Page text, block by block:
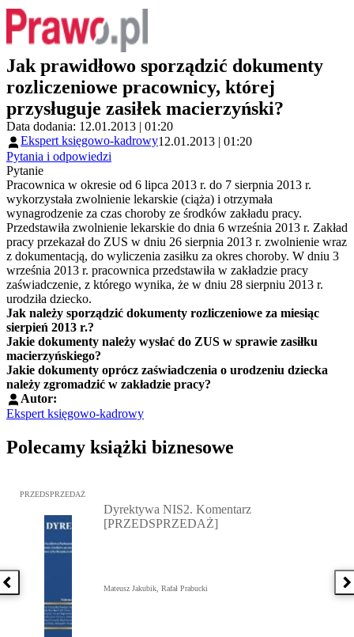
Jak prawidłowo sporządzić dokumenty
rozliczeniowe pracownicy, której
przysługuje zasiłek macierzyński?
Data dodania: 12.01.2013 | 01:20
Ekspert księgowo-kadrowy12.01.2013 | 01:20
Pytania i odpowiedzi
Pytanie
Pracownica w okresie od 6 lipca 2013 r. do 7 sierpnia 2013 r.
wykorzystała zwolnienie lekarskie (ciąża) i otrzymała
wynagrodzenie za czas choroby ze środków zakładu pracy.
Przedstawiła zwolnienie lekarskie do dnia 6 września 2013 r. Zakład
pracy przekazał do ZUS w dniu 26 sierpnia 2013 r. zwolnienie wraz
z dokumentacją, do wyliczenia zasiłku za okres choroby. W dniu 3
września 2013 r. pracownica przedstawiła w zakładzie pracy
zaświadczenie, z którego wynika, że w dniu 28 sierpniu 2013 r.
urodziła dziecko.
Jak należy sporządzić dokumenty rozliczeniowe za miesiąc
sierpień 2013 r.?
Jakie dokumenty należy wysłać do ZUS w sprawie zasiłku
macierzyńskiego?
Jakie dokumenty oprócz zaświadczenia o urodzeniu dziecka
należy zgromadzić w zakładzie pracy?
Autor:
Ekspert księgowo-kadrowy
Polecamy książki biznesowe
Poprzednia książka
Przejdź do: Dyrektywa NIS2. Komentarz [PRZEDSPRZEDAŻ],
PRZEDSPRZEDAŻ
Dyrektywa NIS2. Komentarz
[PRZEDSPRZEDAŻ]
Mateusz Jakubik, Rafał Prabucki